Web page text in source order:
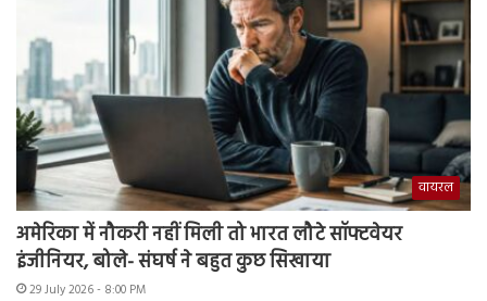
वायरल
अमेरिका में नौकरी नहीं मिली तो भारत लौटे सॉफ्टवेयर
इंजीनियर, बोले- संघर्ष ने बहुत कुछ सिखाया
29 July 2026 - 8:00 PM